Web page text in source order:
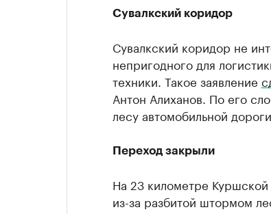
Сувалкский коридор
Сувалкский коридор не
непригодного для
техники. Такое заявление
Антон Алиханов. По его
лесу автомобильной
Переход закрыли
На 23 километре
из-за разбитой штормом